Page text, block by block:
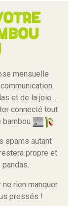
mensuelle
et de la joie…
connecté tout
bambou
spams autant
propre et
rien manquer
pressés !